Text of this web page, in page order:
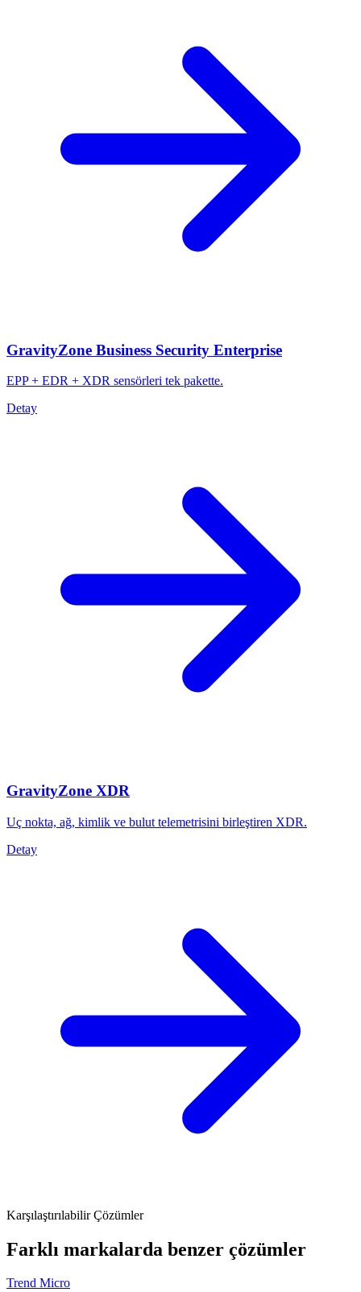
GravityZone Business Security Enterprise
EPP + EDR + XDR sensörleri tek pakette.
Detay
GravityZone XDR
Uç nokta, ağ, kimlik ve bulut telemetrisini birleştiren XDR.
Detay
Karşılaştırılabilir Çözümler
Farklı markalarda benzer çözümler
Trend Micro